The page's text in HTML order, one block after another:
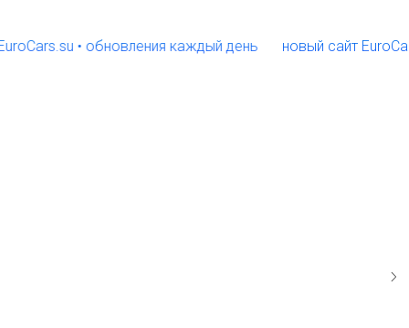
• обновления каждый день новый сайт